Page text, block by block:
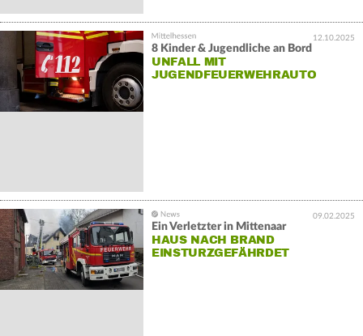
12.10.2025
8 Kinder & Jugendliche an Bord
UNFALL MIT
JUGENDFEUERWEHRAUTO
09.02.2025
Ein Verletzter in Mittenaar
HAUS NACH BRAND
EINSTURZGEFÄHRDET